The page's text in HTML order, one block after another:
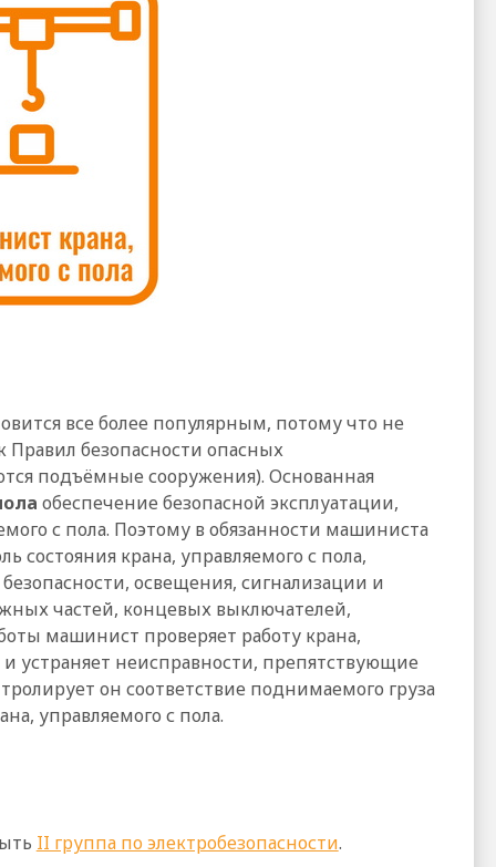
все более популярным, потому что не
Правил безопасности опасных
подъёмные сооружения). Основанная
обеспечение безопасной эксплуатации,
с пола. Поэтому в обязанности машиниста
состояния крана, управляемого с пола,
освещения, сигнализации и
частей, концевых выключателей,
машинист проверяет работу крана,
устраняет неисправности, препятствующие
он соответствие поднимаемого груза
управляемого с пола.
II группа по электробезопасности.